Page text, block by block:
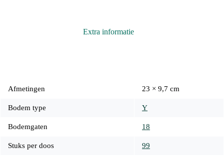
Extra informatie
Afmetingen 23 × 9,7 cm
Bodem type Y
Bodemgaten 18
Stuks per doos 99